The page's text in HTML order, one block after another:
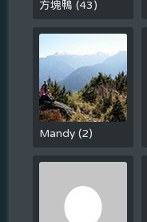
方塊鴨(43 )
Mandy(2)